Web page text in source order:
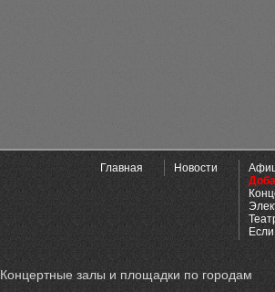
Главная Новости
Концертные залы и площадки по городам